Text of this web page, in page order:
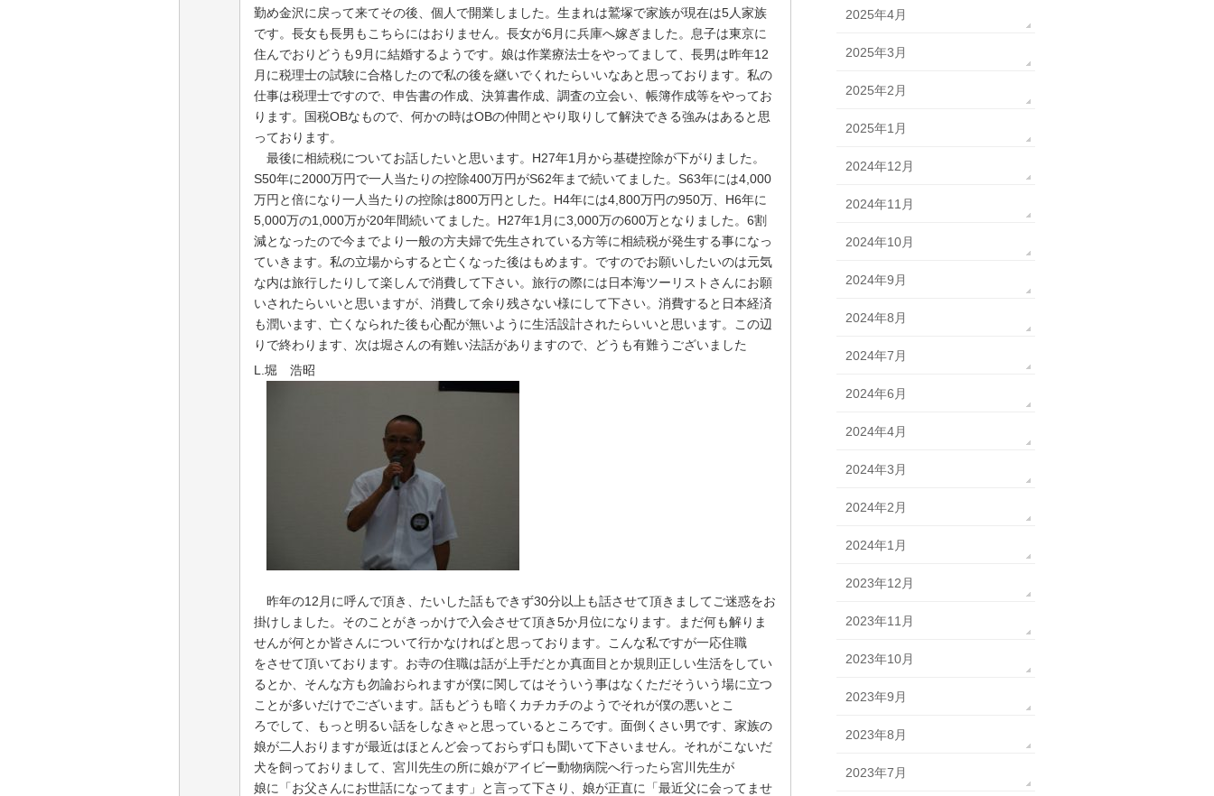
勤め金沢に戻って来てその後、個人で開業しました。生まれは鷲塚で家族が現在は5人家族
です。長女も長男もこちらにはおりません。長女が6 月に兵庫へ嫁ぎました。息子は東京に
住んでおりどうも9 月に結婚するようです。娘は作業療法士をやってまして、長男は昨年12
月に税理士の試験に合格したので私の後を継いでくれたらいいなあと思っております。私の
仕事は税理士ですので、申告書の作成、決算書作成、調査の立会い、帳簿作成等をやってお
ります。国税OBなもので、何かの時はOBの仲間とやり取りして解決できる強みはあると思
っております。
最後に相続税についてお話したいと思います。 H27年1 月から基礎控除が下がりました。
S50年に2000万円で一人当たりの控除400万円がS62年まで続いてました。 S63年には4,000
万円と倍になり一人当たりの控除は800万円とした。 H4年には4,800万円の950万、 H6年に
5,000万の1,000万が20年間続いてました。 H27年1 月に3,000万の600万となりました。 6割
減となったので今までより一般の方夫婦で先生されている方等に相続税が発生する事になっ
ていきます。私の立場からすると亡くなった後はもめます。ですのでお願いしたいのは元気
な内は旅行したりして楽しんで消費して下さい。旅行の際には日本海ツーリストさんにお願
いされたらいいと思いますが、消費して余り残さない様にして下さい。消費すると日本経済
も潤います、亡くなられた後も心配が無いように生活設計されたらいいと思います。この辺
りで終わります、次は堀さんの有難い法話がありますので、どうも有難うございました
L.堀 浩昭
昨年の12 月に呼んで頂き、たいした話もできず30分以上も話させて頂きましてご迷惑をお
掛けしました。そのことがきっかけで入会させて頂き5か月位になります。まだ何も解りま
せんが何とか皆さんについて行かなければと思っております。こんな私ですが一応住職
をさせて頂いております。お寺の住職は話が上手だとか真面目とか規則正しい生活をしてい
るとか、そんな方も勿論おられますが僕に関してはそういう事はなくただそういう場に立つ
ことが多いだけでございます。話もどうも暗くカチカチのようでそれが僕の悪いとこ
ろでして、もっと明るい話をしなきゃと思っているところです。面倒くさい男です、家族の
娘が二人おりますが最近はほとんど会っておらず口も聞いて下さいません。それがこないだ
犬を飼っておりまして、宮川先生の所に娘がアイビー動物病院へ行ったら宮川先生が
娘に「お父さんにお世話になってます」と言って下さり、娘が正直に「最近父に会ってませ
2025年4月
2025年3月
2025年2月
2025年1月
2024年12月
2024年11月
2024年10月
2024年9月
2024年8月
2024年7月
2024年6月
2024年4月
2024年3月
2024年2月
2024年1月
2023年12月
2023年11月
2023年10月
2023年9月
2023年8月
2023年7月